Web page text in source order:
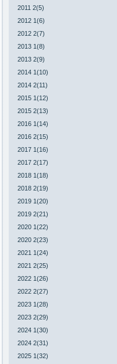
2011 2(5)
2012 1(6)
2012 2(7)
2013 1(8)
2013 2(9)
2014 1(10)
2014 2(11)
2015 1(12)
2015 2(13)
2016 1(14)
2016 2(15)
2017 1(16)
2017 2(17)
2018 1(18)
2018 2(19)
2019 1(20)
2019 2(21)
2020 1(22)
2020 2(23)
2021 1(24)
2021 2(25)
2022 1(26)
2022 2(27)
2023 1(28)
2023 2(29)
2024 1(30)
2024 2(31)
2025 1(32)